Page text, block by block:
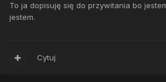
To ja dopisuję się do przywitania bo
jestem.
Cytuj